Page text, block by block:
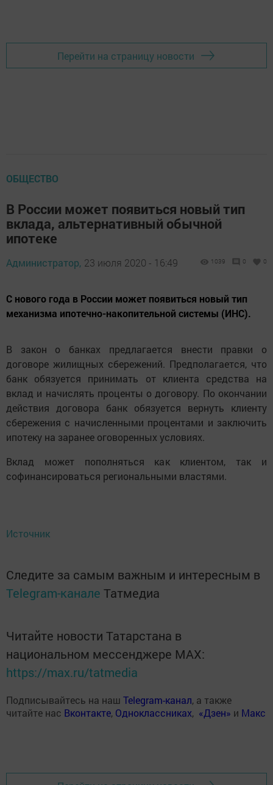
Перейти на страницу новости
ОБЩЕСТВО
В России может появиться новый тип
вклада, альтернативный обычной
ипотеке
Администратор, 23 июля 2020 - 16:49 1039 0 0
С нового года в России может появиться новый тип
механизма ипотечно-накопительной системы (ИНС).
В закон о банках предлагается внести правки о
договоре жилищных сбережений. Предполагается, что
банк обязуется принимать от клиента средства на
вклад и начислять проценты о договору. По окончании
действия договора банк обязуется вернуть клиенту
сбережения с начисленными процентами и заключить
ипотеку на заранее оговоренных условиях.
Вклад может пополняться как клиентом, так и
софинансироваться региональными властями.
Источник
Следите за самым важным и интересным в
Telegram-канале Татмедиа
Читайте новости Татарстана в
национальном мессенджере MАХ:
https://max.ru/tatmedia
Подписывайтесь на наш Telegram-канал, а также
читайте нас Вконтакте, Одноклассниках, «Дзен» и Макс